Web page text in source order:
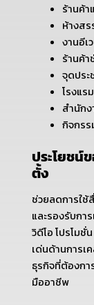
ร้านค้า
ห้างสร
งานอีเ
ร้านค้า
จุดประ
โรงแร
สำนักง
กิจกรร
ประโยชน์
ตั้ง
ช่วยลดการใช้
และรองรับก
วิดีโอ โปรโม
เด่นด้านการเ
ธุรกิจที่ต้องก
มืออาชีพ